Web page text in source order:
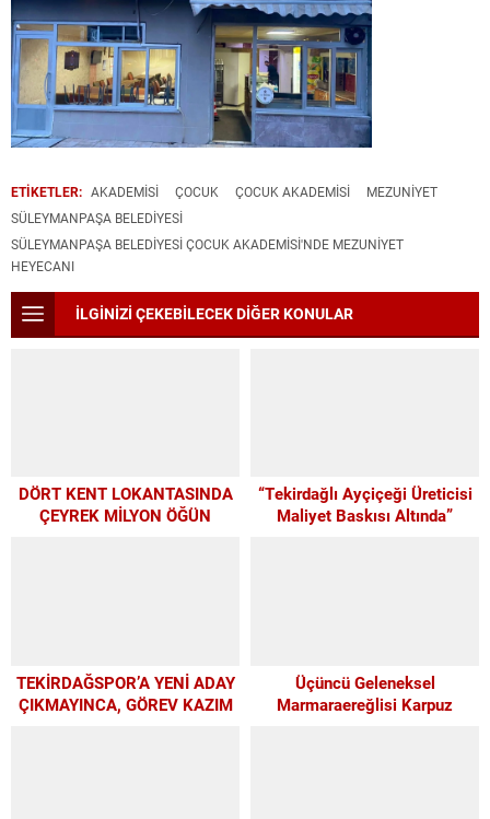
ETİKETLER: AKADEMİSİ ÇOCUK ÇOCUK AKADEMİSİ
MEZUNİYET
SÜLEYMANPAŞA BELEDIYESI
SÜLEYMANPAŞA BELEDİYESİ ÇOCUK AKADEMİSİ'NDE MEZUNİYET
HEYECANI
İLGİNİZİ ÇEKEBİLECEK DİĞER KONULAR
DÖRT KENT LOKANTASINDA
ÇEYREK MİLYON ÖĞÜN
“Tekirdağlı Ayçiçeği Üreticisi
Maliyet Baskısı Altında”
TEKİRDAĞSPOR’A YENİ ADAY
ÇIKMAYINCA, GÖREV KAZIM
Üçüncü Geleneksel
Marmaraereğlisi Karpuz